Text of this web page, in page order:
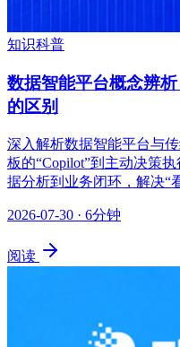
知识科普
数据智能平台概念辨
的区别
深入解析数据智能平台与
板的“Copilot”到主动决策
据分析到业务闭环，解决“
2026-07-30 · 6分钟
阅读